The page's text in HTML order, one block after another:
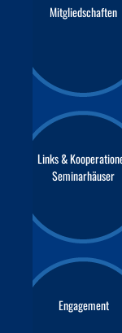
Mitgliedschaften
Links &
Seminarhäuser
Engagement